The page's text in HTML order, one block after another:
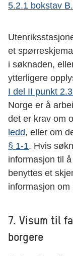
5.2.1 bokstav B.
et
i søknaden,
ytterligere
I del II punkt
Norge er å
det er krav om
ledd, eller om
§ 1-1. Hvis
informasjon til
benyttes et
informasjon
7. Visum til
borgere